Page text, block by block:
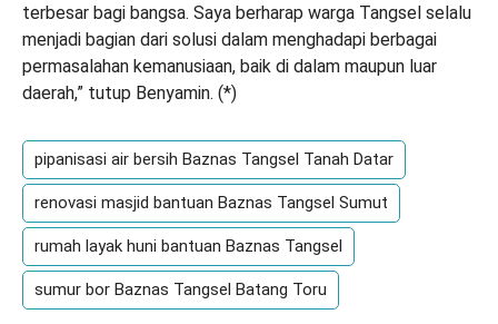
terbesar bagi bangsa. Saya berharap warga Tangsel selalu
menjadi bagian dari solusi dalam menghadapi berbagai
permasalahan kemanusiaan, baik di dalam maupun luar
daerah,” tutup Benyamin. (*)
pipanisasi air bersih Baznas Tangsel Tanah Datar
renovasi masjid bantuan Baznas Tangsel Sumut
rumah layak huni bantuan Baznas Tangsel
sumur bor Baznas Tangsel Batang Toru